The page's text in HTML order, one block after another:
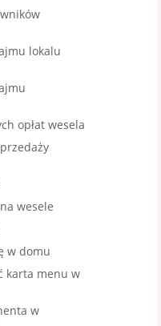
lokalu
opłat wesela
wesele
w domu
karta menu w
w